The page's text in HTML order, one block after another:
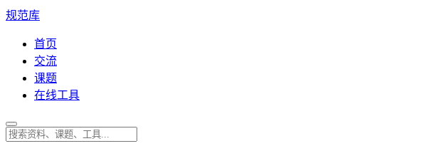
规范库
首页
交流
课题
在线工具